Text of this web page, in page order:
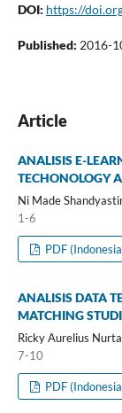
DOI: https://
Published: 2016-
Article
ANALISIS E-
TECHONOLOGY
Ni Made
1-6
PDF
ANALISIS DATA
MATCHING
Ricky Aurelius
7-10
PDF